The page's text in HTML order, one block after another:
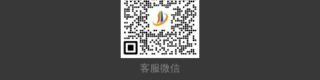
客服微信